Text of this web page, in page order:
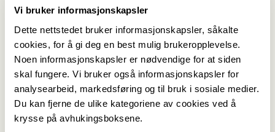
Vi bruker informasjonskapsler
Dette nettstedet bruker informasjonskapsler, såkalte
cookies, for å gi deg en best mulig brukeropplevelse.
Noen informasjonskapsler er nødvendige for at siden
skal fungere. Vi bruker også informasjonskapsler for
analysearbeid, markedsføring og til bruk i sosiale medier.
Du kan fjerne de ulike kategoriene av cookies ved å
krysse på avhukingsboksene.